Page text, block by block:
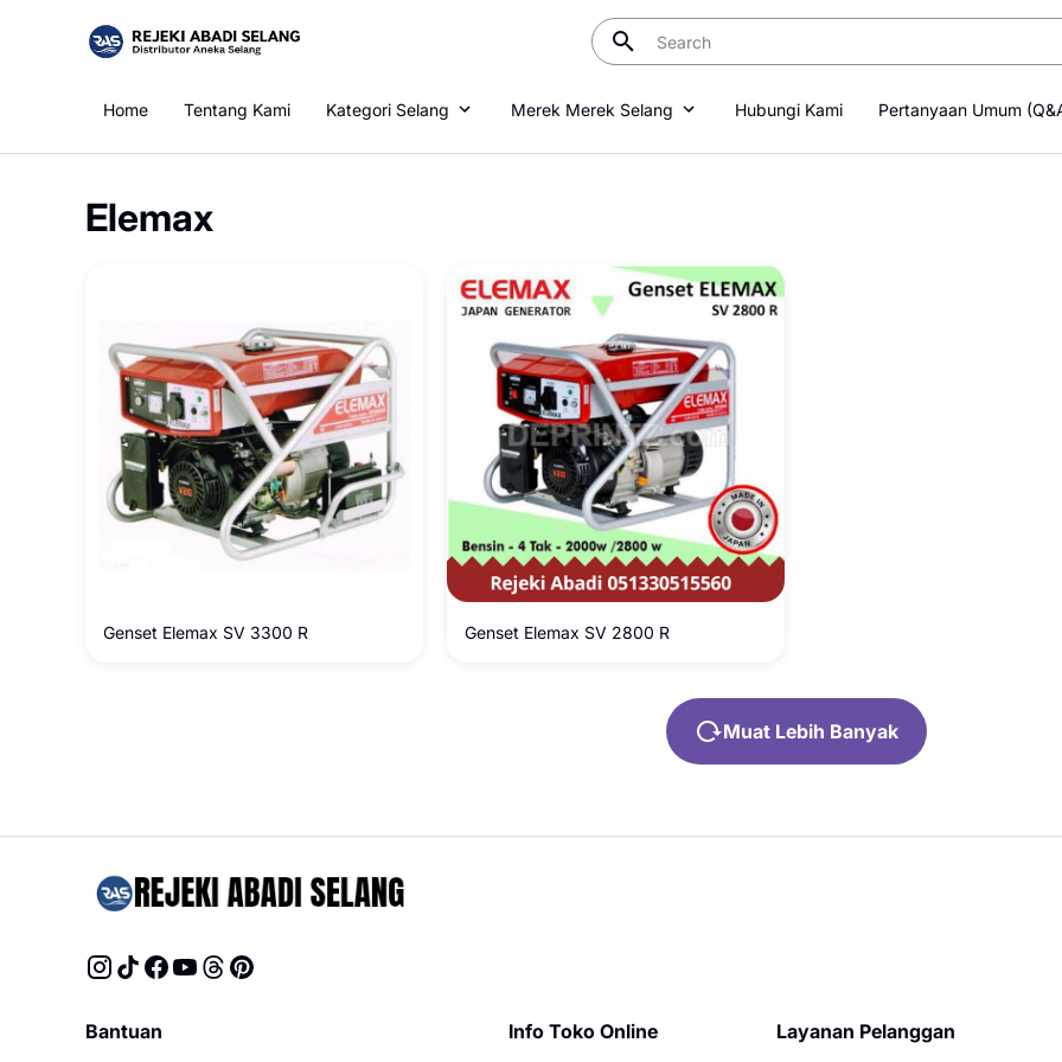
Home Tentang Kami Kategori Selang Merek Merek Selang Hubungi Kami Pertanyaan Umum
Elemax
Genset Elemax SV 3300 R Genset Elemax SV 2800 R
Muat Lebih Banyak
Bantuan Info Toko Online Layanan Pelanggan